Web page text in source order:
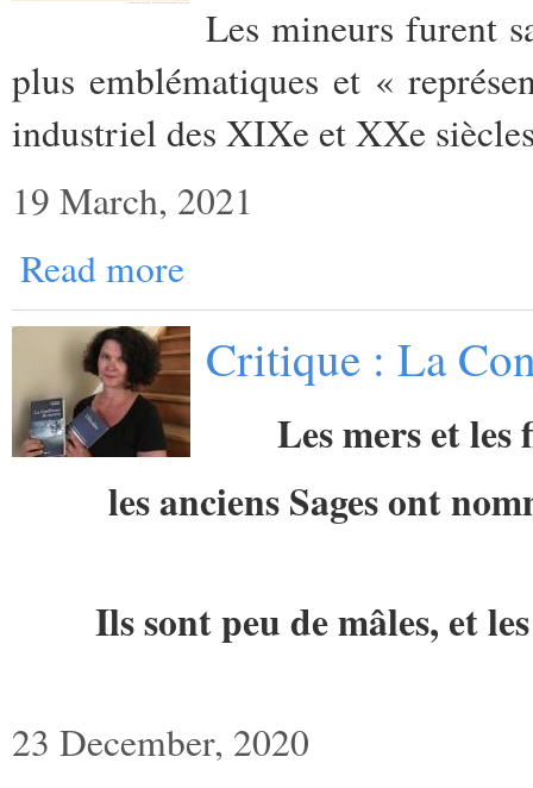
Les mineurs furent
plus emblématiques et «
industriel des XIXe et XXe
19 March, 2021
Read more
Critique : La
Les mers et
les anciens Sages ont
Ils sont peu de mâles, et
23 December, 2020